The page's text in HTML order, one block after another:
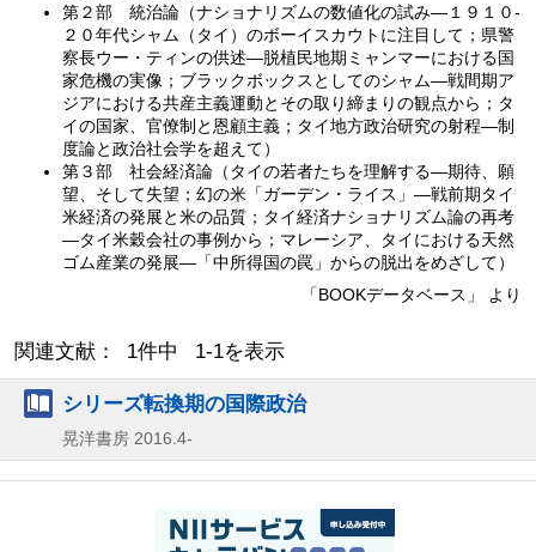
第２部 統治論（ナショナリズムの数値化の試み―１９１０‐
２０年代シャム（タイ）のボーイスカウトに注目して；県警
察長ウー・ティンの供述―脱植民地期ミャンマーにおける国
家危機の実像；ブラックボックスとしてのシャム―戦間期ア
ジアにおける共産主義運動とその取り締まりの観点から；タ
イの国家、官僚制と恩顧主義；タイ地方政治研究の射程―制
度論と政治社会学を超えて）
第３部 社会経済論（タイの若者たちを理解する―期待、願
望、そして失望；幻の米「ガーデン・ライス」―戦前期タイ
米経済の発展と米の品質；タイ経済ナショナリズム論の再考
―タイ米穀会社の事例から；マレーシア、タイにおける天然
ゴム産業の発展―「中所得国の罠」からの脱出をめざして）
「BOOKデータベース」 より
関連文献： 1件中 1-1を表示
シリーズ転換期の国際政治
晃洋書房 2016.4-